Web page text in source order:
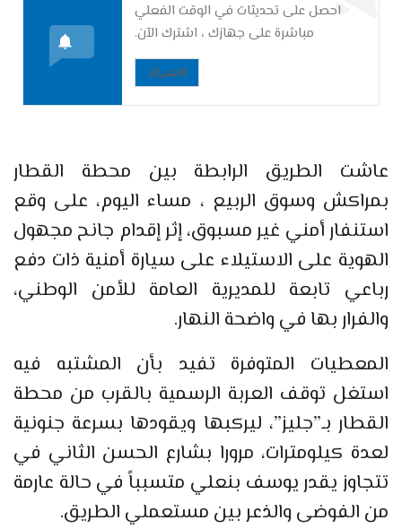
احصل على تحديثات في الوقت الفعلي
مباشرة على جهازك ، اشترك الآن.
الاشتراك
عاشت الطريق الرابطة بين محطة القطار
بمراكش وسوق الربيع ، مساء اليوم، على وقع
استنفار أمني غير مسبوق، إثر إقدام جانح مجهول
الهوية على الاستيلاء على سيارة أمنية ذات دفع
رباعي تابعة للمديرية العامة للأمن الوطني،
والفرار بها في واضحة النهار.
المعطيات المتوفرة تفيد بأن المشتبه فيه
استغل توقف العربة الرسمية بالقرب من محطة
القطار بـ”جليز”، ليركبها ويقودها بسرعة جنونية
لعدة كيلومترات، مرورا بشارع الحسن الثاني في
تتجاوز يقدر يوسف بنعلي متسبباً في حالة عارمة
من الفوضى والذعر بين مستعملي الطريق.